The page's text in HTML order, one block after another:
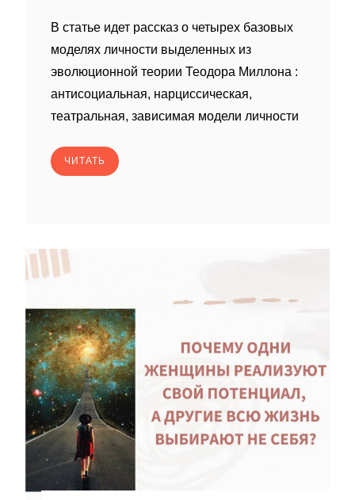
В статье идет рассказ о четырех базовых
моделях личности выделенных из
эволюционной теории Теодора Миллона :
антисоциальная, нарциссическая,
театральная, зависимая модели личности
ЧИТАТЬ